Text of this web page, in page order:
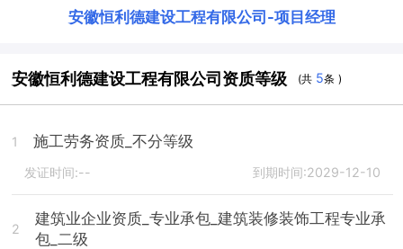
安徽恒利德建设工程有限公司 -项目经理
安徽恒利德建设工程有限公司资质等级 (共 5条 )
1 施工劳务资质_不分等级
发证时间:-- 到期时间:2029-12-10
2
建筑业企业资质_专业承包_建筑装修装饰工程专业承
包_二级